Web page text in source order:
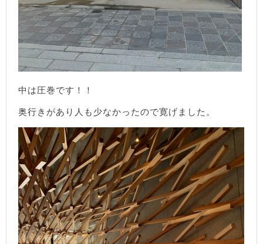
中は圧巻です！！
奥行きがあり人も少なかったので寛げました。